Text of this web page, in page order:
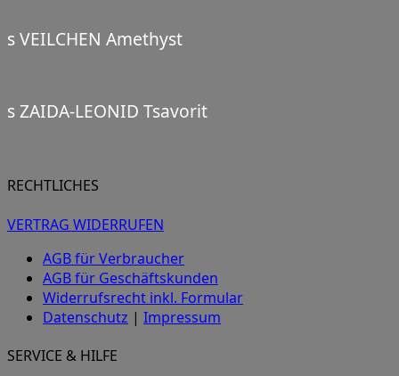
s VEILCHEN Amethyst
s ZAIDA-LEONID Tsavorit
RECHTLICHES
VERTRAG WIDERRUFEN
AGB für Verbraucher
AGB für Geschäftskunden
Widerrufsrecht inkl. Formular
Datenschutz | Impressum
SERVICE & HILFE